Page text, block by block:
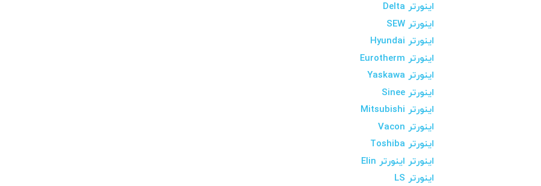
اینورتر Delta
اینورتر SEW
اینورتر Hyundai
اینورتر Eurotherm
اینورتر Yaskawa
اینورتر Sinee
اینورتر Mitsubishi
اینورتر Vacon
اینورتر Toshiba
اینورتر اینورتر Elin
اینورتر LS